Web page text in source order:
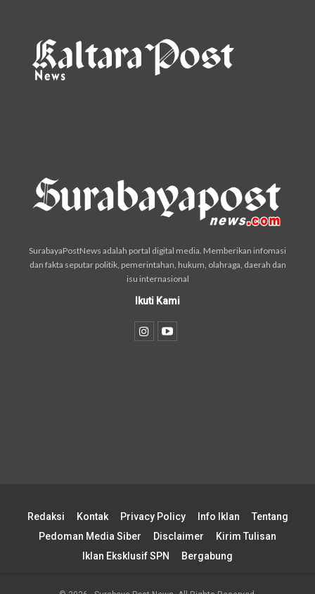
SurabayaPostNews adalah portal digital media. Memberikan infomasi
dan fakta seputar politik, pemerintahan, hukum, olahraga, daerah dan
isu internasional
Ikuti Kami
Redaksi Kontak Privacy Policy Info Iklan
Tentang
Pedoman Media Siber
Disclaimer
Kirim Tulisan
Iklan Eksklusif SPN
Bergabung